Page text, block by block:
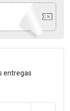
entregas